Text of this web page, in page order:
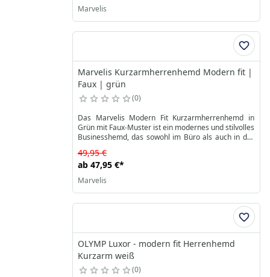
Marvelis
Marvelis Kurzarmherrenhemd Modern fit |
Faux | grün
0
Das Marvelis Modern Fit Kurzarmherrenhemd in
Grün mit Faux-Muster ist ein modernes und stilvolles
Businesshemd, das sowohl im Büro als auch in der
hochwertigen Materialien vereint dieses Hemd Stil,
Langlebigkeit und Tragekomfort auf höchstem
Niveau.
ab 47,95 €*
49,95 €
Marvelis
OLYMP Luxor - modern fit Herrenhemd
Kurzarm weiß
0